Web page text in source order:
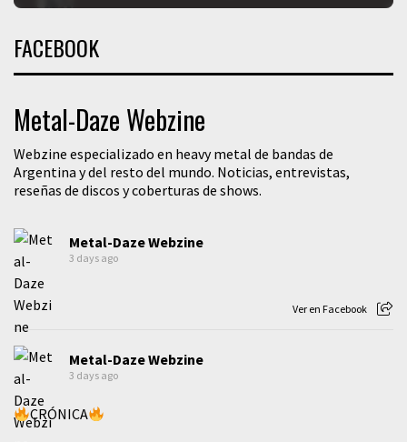
FACEBOOK
Metal-Daze Webzine
Webzine especializado en heavy metal de bandas de
Argentina y del resto del mundo. Noticias, entrevistas,
reseñas de discos y coberturas de shows.
Metal-Daze Webzine
3 days ago
Ver en Facebook
Metal-Daze Webzine
3 days ago
CRÓNICA